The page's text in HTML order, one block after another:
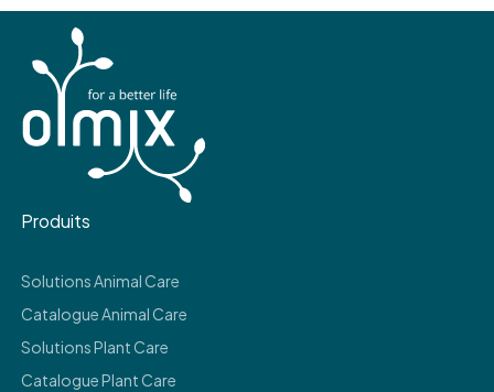
Produits
Solutions Animal Care
Catalogue Animal Care
Solutions Plant Care
Catalogue Plant Care